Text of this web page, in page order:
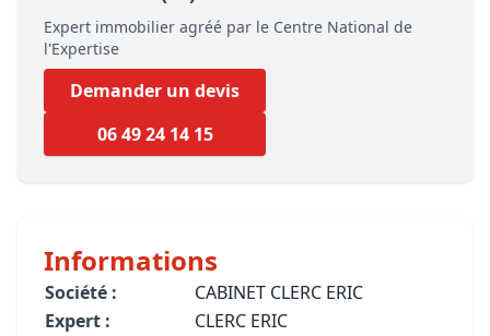
Expert immobilier agréé par le Centre National de
l'Expertise
Demander un devis
06 49 24 14 15
Informations
Société :
CABINET CLERC ERIC
Expert :
CLERC ERIC